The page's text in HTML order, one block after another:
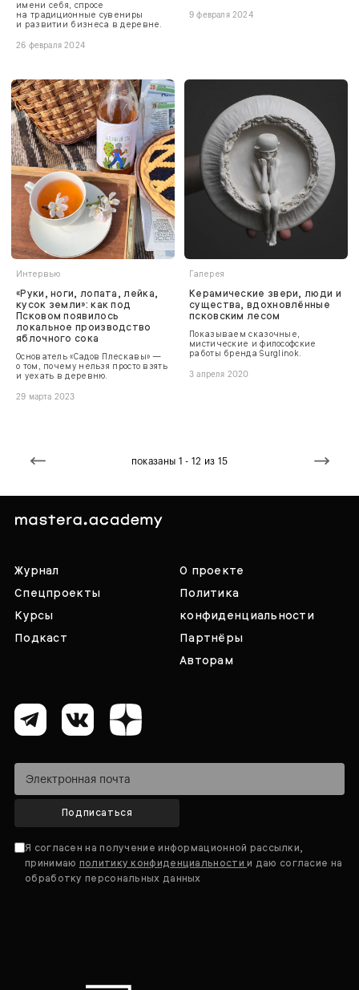
имени себя, спросе
на традиционные сувениры
и развитии бизнеса в деревне.
26 февраля 2024
9 февраля 2024
Интервью
«Руки, ноги, лопата, лейка,
кусок земли»: как под
Псковом появилось
локальное производство
яблочного сока
Основатель «Садов Плескавы» —
о том, почему нельзя просто взять
и уехать в деревню.
29 марта 2023
Галерея
Керамические звери, люди и
существа, вдохновлённые
псковским лесом
Показываем сказочные,
мистические и философские
работы бренда Surglinok.
3 апреля 2020
показаны 1 - 12 из 15
Журнал
Спецпроекты
Курсы
Подкаст
О проекте
Политика
конфиденциальности
Партнёры
Авторам
Подписаться
Я согласен на получение информационной рассылки,
принимаю политику конфиденциальностии даю согласие на
обработку персональных данных